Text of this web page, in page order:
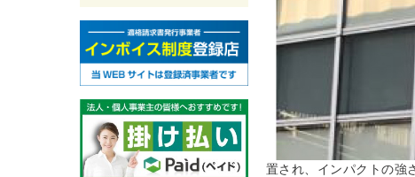
置され、インパクトの強